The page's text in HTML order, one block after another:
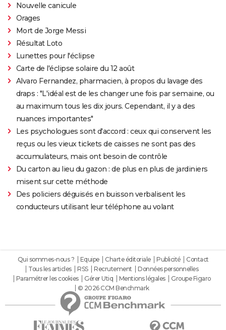
Nouvelle canicule
Orages
Mort de Jorge Messi
Résultat Loto
Lunettes pour l'éclipse
Carte de l'éclipse solaire du 12 août
Alvaro Fernandez, pharmacien, à propos du lavage des
draps : "L'idéal est de les changer une fois par semaine, ou
au maximum tous les dix jours. Cependant, il y a des
nuances importantes"
Les psychologues sont d'accord : ceux qui conservent les
reçus ou les vieux tickets de caisses ne sont pas des
accumulateurs, mais ont besoin de contrôle
Du carton au lieu du gazon : de plus en plus de jardiniers
misent sur cette méthode
Des policiers déguisés en buisson verbalisent les
conducteurs utilisant leur téléphone au volant
Qui sommes-nous ? Equipe Charte éditoriale Publicité
Contact
Tous les articles
RSS Recrutement
Données personnelles
Paramétrer les cookies
Gérer Utiq Mentions légales
Groupe Figaro
© 2026 CCM Benchmark